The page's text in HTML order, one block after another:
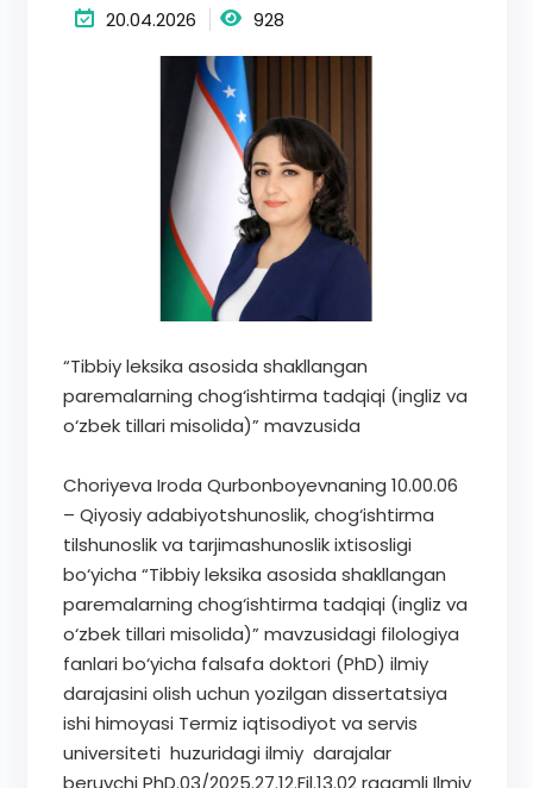
20.04.2026 928
“Tibbiy leksika asosida shakllangan
paremalarning chog‘ishtirma tadqiqi (ingliz va
o‘zbek tillari misolida)” mavzusida
Choriyeva Iroda Qurbonboyevnaning 10.00.06
– Qiyosiy adabiyotshunoslik, chog‘ishtirma
tilshunoslik va tarjimashunoslik ixtisosligi
bo‘yicha “Tibbiy leksika asosida shakllangan
paremalarning chog‘ishtirma tadqiqi (ingliz va
o‘zbek tillari misolida)” mavzusidagi filologiya
fanlari bo‘yicha falsafa doktori (PhD) ilmiy
darajasini olish uchun yozilgan dissertatsiya
ishi himoyasi Termiz iqtisodiyot va servis
universiteti huzuridagi ilmiy darajalar